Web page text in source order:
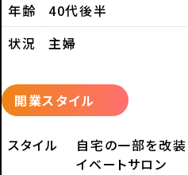
年齢
40代後半
状況
主婦
開業スタイル
スタイル
自宅の一部を改装
イベートサロン